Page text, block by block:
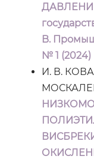
B.
№ 1 (2024)
И. В.